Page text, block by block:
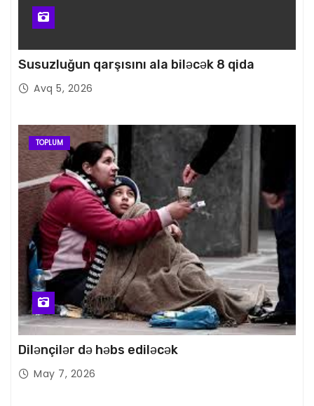
Susuzluğun qarşısını ala biləcək 8 qida
Avq 5, 2026
TOPLUM
Dilənçilər də həbs ediləcək
May 7, 2026